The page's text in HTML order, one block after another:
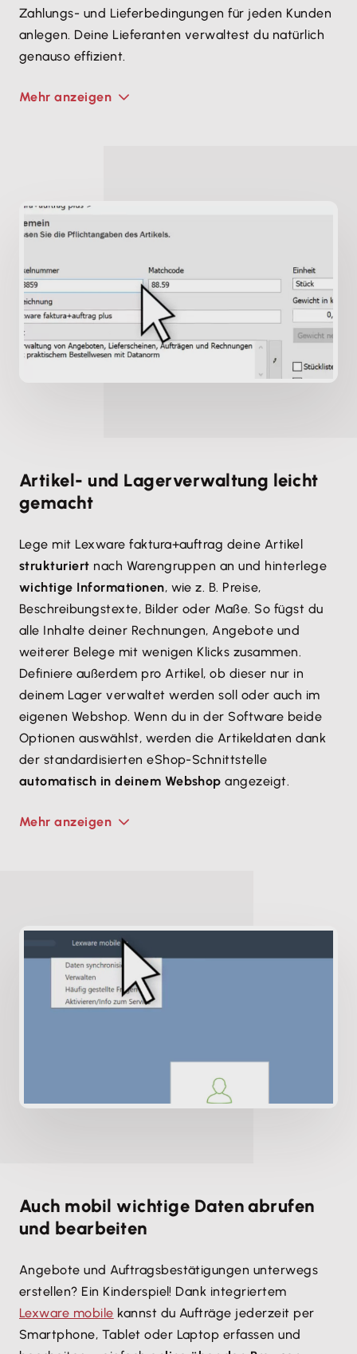
Zahlungs- und Lieferbedingungen für jeden Kunden
anlegen. Deine Lieferanten verwaltest du natürlich
genauso effizient.
Mehr anzeigen
Artikel- und Lagerverwaltung leicht
gemacht
Lege mit Lexware faktura+auftrag deine Artikel
strukturiert nach Warengruppen an und hinterlege
wichtige Informationen, wie z. B. Preise,
Beschreibungstexte, Bilder oder Maße. So fügst du
alle Inhalte deiner Rechnungen, Angebote und
weiterer Belege mit wenigen Klicks zusammen.
Definiere außerdem pro Artikel, ob dieser nur in
deinem Lager verwaltet werden soll oder auch im
eigenen Webshop. Wenn du in der Software beide
Optionen auswählst, werden die Artikeldaten dank
der standardisierten eShop-Schnittstelle
automatisch in deinem Webshop angezeigt.
Mehr anzeigen
Auch mobil wichtige Daten abrufen
und bearbeiten
Angebote und Auftragsbestätigungen unterwegs
erstellen? Ein Kinderspiel! Dank integriertem
Lexware mobile kannst du Aufträge jederzeit per
Smartphone, Tablet oder Laptop erfassen und